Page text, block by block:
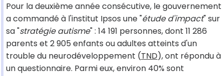
Pour la deuxième année consécutive, le gouvernement
a commandé à l'institut Ipsos une "étude d'impact" sur
sa "stratégie autisme" : 14 191 personnes, dont 11 286
parents et 2 905 enfants ou adultes atteints d'un
trouble du neurodéveloppement (TND), ont répondu à
un questionnaire. Parmi eux, environ 40% sont